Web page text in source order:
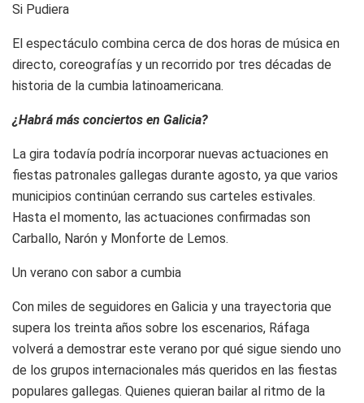
Si Pudiera
El espectáculo combina cerca de dos horas de música en
directo, coreografías y un recorrido por tres décadas de
historia de la cumbia latinoamericana.
¿Habrá más conciertos en Galicia?
La gira todavía podría incorporar nuevas actuaciones en
fiestas patronales gallegas durante agosto, ya que varios
municipios continúan cerrando sus carteles estivales.
Hasta el momento, las actuaciones confirmadas son
Carballo, Narón y Monforte de Lemos.
Un verano con sabor a cumbia
Con miles de seguidores en Galicia y una trayectoria que
supera los treinta años sobre los escenarios, Ráfaga
volverá a demostrar este verano por qué sigue siendo uno
de los grupos internacionales más queridos en las fiestas
populares gallegas. Quienes quieran bailar al ritmo de la